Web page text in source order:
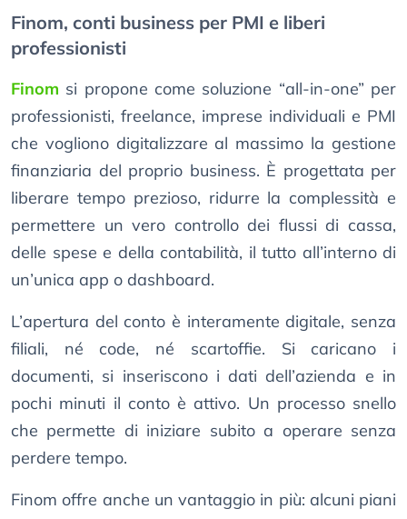
Finom, conti business per PMI e liberi
professionisti
Finom si propone come soluzione “all-in-one” per
professionisti, freelance, imprese individuali e PMI
che vogliono digitalizzare al massimo la gestione
finanziaria del proprio business. È progettata per
liberare tempo prezioso, ridurre la complessità e
permettere un vero controllo dei flussi di cassa,
delle spese e della contabilità, il tutto all’interno di
un’unica app o dashboard.
L’apertura del conto è interamente digitale, senza
filiali, né code, né scartoffie. Si caricano i
documenti, si inseriscono i dati dell’azienda e in
pochi minuti il conto è attivo. Un processo snello
che permette di iniziare subito a operare senza
perdere tempo.
Finom offre anche un vantaggio in più: alcuni piani